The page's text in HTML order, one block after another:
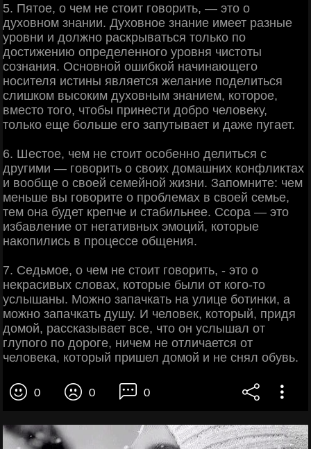
5. Пятое, о чем не стоит говорить, — это о
духовном знании. Духовное знание имеет разные
уровни и должно раскрываться только по
достижению определенного уровня чистоты
сознания. Основной ошибкой начинающего
носителя истины является желание поделиться
слишком высоким духовным знанием, которое,
вместо того, чтобы принести добро человеку,
только еще больше его запутывает и даже пугает.
6. Шестое, чем не стоит особенно делиться с
другими — говорить о своих домашних конфликтах
и вообще о своей семейной жизни. Запомните: чем
меньше вы говорите о проблемах в своей семье,
тем она будет крепче и стабильнее. Ссора — это
избавление от негативных эмоций, которые
накопились в процессе общения.
7. Седьмое, о чем не стоит говорить, - это о
некрасивых словах, которые были от кого-то
услышаны. Можно запачкать на улице ботинки, а
можно запачкать душу. И человек, который, придя
домой, рассказывает все, что он услышал от
глупого по дороге, ничем не отличается от
человека, который пришел домой и не снял обувь.
0 0 0